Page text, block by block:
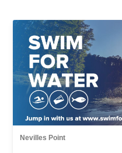
Nevilles Point